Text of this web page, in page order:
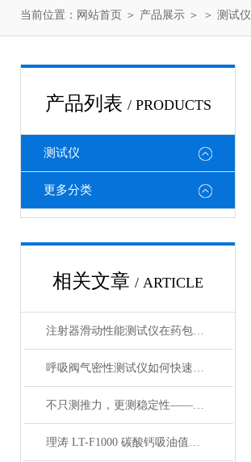
当前位置： 网站首页 ＞ 产品展示 ＞ ＞ 测试仪
产品列表 / PRODUCTS
测试仪
更多分类
相关文章 / ARTICLE
注射器滑动性能测试仪在药包材检测中的应用
呼吸阀气密性测试仪如何快速判断呼吸阀是否失效？
不只测推力，更测稳定性——注射器滑动性能测试仪全面解析
理涛 LT-F1000 碳酸钙吸油值测试仪 介绍说明